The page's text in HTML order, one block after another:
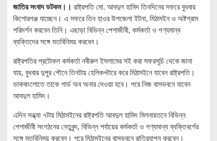
জাতির সংবাদ ডটকম।। রাষ্ট্রপতি মো. আবদুল হামিদ তিনদিনের সফরে বুধবার
কিশোরগঞ্জ যাচ্ছেন। এ সফরে তিন হাওর উপজেলা ইটনা, মিঠামইন ও অষ্টগ্রাম
পরিদর্শন করবেন তিনি। এছাড়া বিভিন্ন পেশাজীবী, কর্মকর্তা ও গণ্যমান্য
ব্যক্তিদের সঙ্গে মতবিনিময় করবেন।
রাষ্ট্রপতির প্রটোকল কর্মকর্তা নবীরুল ইসলামের সই করা সফরসূচি থেকে জানা
যায়, বুধবার দুপুর পৌনে তিনটায় হেলিকপ্টারে করে মিঠামইনে যাবেন রাষ্ট্রপতি।
ডাকবাংলোতে তাকে গার্ড অব অনার দেওয়া হবে। পরে নিজ বাসভবনে যাবেন
আবদুল হামিদ।
এদিন সন্ধ্যা ৭টায় মিঠামইনের রাষ্ট্রপতি আবদুল হামিদ মিলনায়তনে বিভিন্ন
পেশাজীবী সংগঠনের নেতৃবৃন্দ, বিভিন্ন পর্যায়ের কর্মকর্তা ও গণ্যমান্য ব্যক্তিবর্গের
সঙ্গে মতবিনিময় করবেন। পরে মিঠামইনের বাসভবনে রাত্রিযাপন করবেন।